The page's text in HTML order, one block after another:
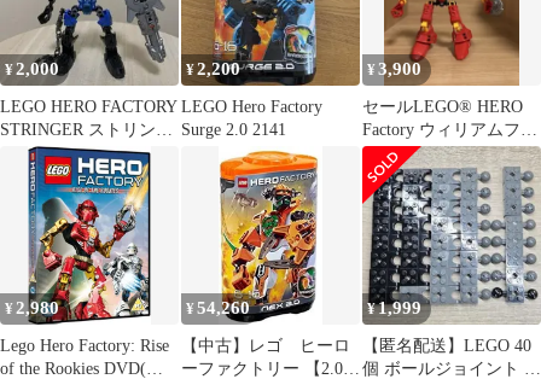
¥2,000
LEGO HERO FACTORY
STRINGER ストリンガ
ー 6282
¥2,200
LEGO Hero Factory
Surge 2.0 2141
¥3,900
セールLEGO® HERO
Factory ウィリアムファ
ーノ
¥ 2,980
Lego Hero Factory: Rise
of the Rookies DVD(中
¥54,260
【中古】レゴ ヒーロ
ーファクトリー 【2.0】
¥1,999
【匿名配送】LEGO 40
個 ボールジョイント 関